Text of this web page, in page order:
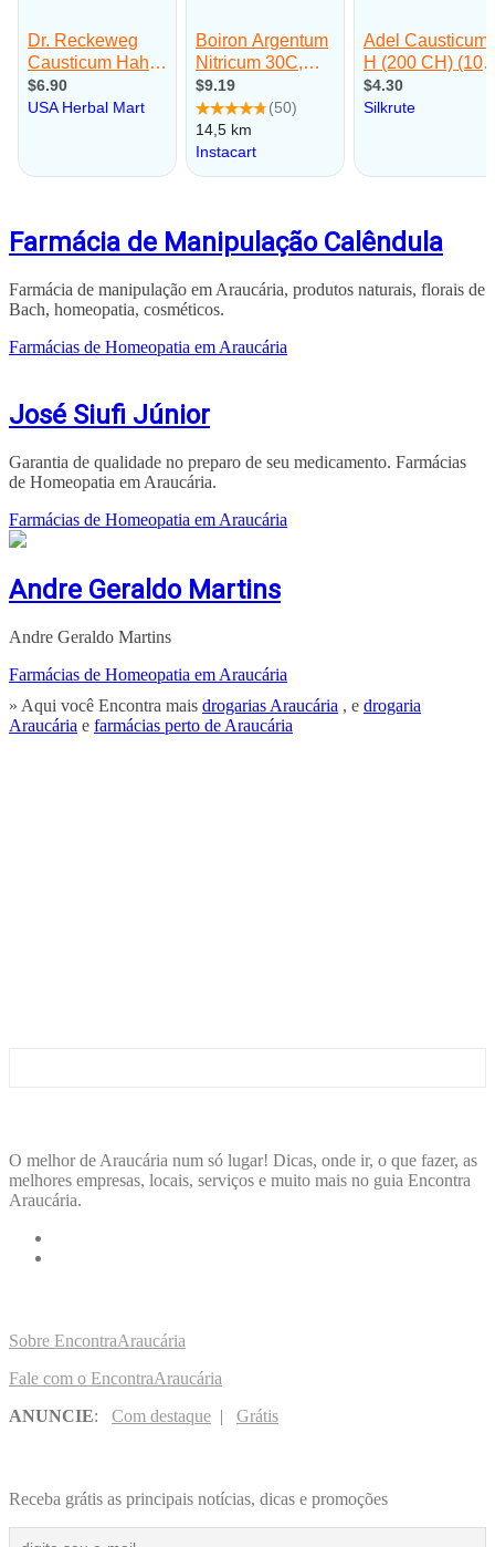
Farmácia de Manipulação Calêndula
Farmácia de manipulação em Araucária, produtos naturais, florais de
Bach, homeopatia, cosméticos.
Farmácias de Homeopatia em Araucária
José Siufi Júnior
Garantia de qualidade no preparo de seu medicamento. Farmácias
de Homeopatia em Araucária.
Farmácias de Homeopatia em Araucária
Andre Geraldo Martins
Andre Geraldo Martins
Farmácias de Homeopatia em Araucária
» Aqui você Encontra mais drogarias Araucária , e drogaria
Araucária e farmácias perto de Araucária
O melhor de Araucária num só lugar! Dicas, onde ir, o que fazer, as
melhores empresas, locais, serviços e muito mais no guia Encontra
Araucária.
Sobre EncontraAraucária
Fale com o EncontraAraucária
ANUNCIE: Com destaque | Grátis
Receba grátis as principais notícias, dicas e promoções